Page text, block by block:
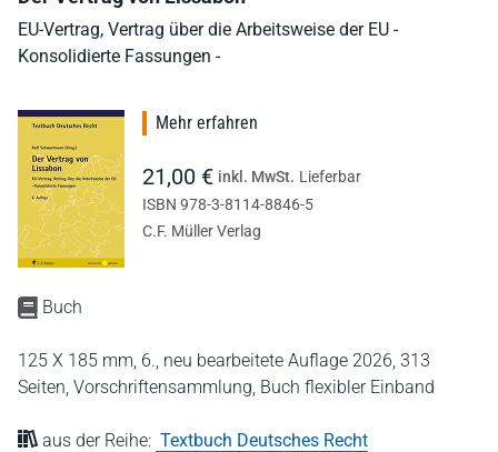
EU-Vertrag, Vertrag über die Arbeitsweise der EU -
Konsolidierte Fassungen -
Buch
125 X 185 mm, 6., neu bearbeitete Auflage 2026, 313
Seiten, Vorschriftensammlung, Buch flexibler Einband
aus der Reihe: Textbuch Deutsches Recht
Mehr erfahren
21,00 € inkl. MwSt. Lieferbar
ISBN 978-3-8114-8846-5
C.F. Müller Verlag